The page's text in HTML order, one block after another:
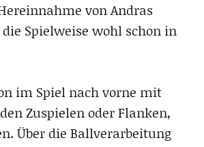
von Andras
Spielweise wohl schon in
im Spiel nach vorne mit
Zuspielen oder Flanken,
Über die Ballverarbeitung